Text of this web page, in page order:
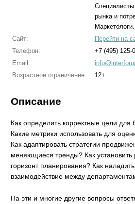
рынка и
Маркетологи.
Сайт:
Перейти на
Телефон:
+7 (495) 125-
Email:
Возрастное ограничение:
12+
Описание
Как определить корректные цели для
Какие метрики использовать для
Как адаптировать стратегии
меняющиеся тренды? Как установить
горизонт планирования? Как
взаимодействие между
На эти и многие другие вопросы